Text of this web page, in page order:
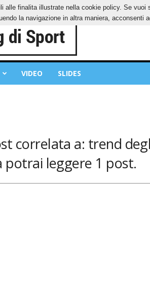
VIDEO SLIDES
correlata a: trend
potrai leggere 1 post.
finalita illustrate nella cookie policy. Se
la navigazione in altra maniera, acconsenti